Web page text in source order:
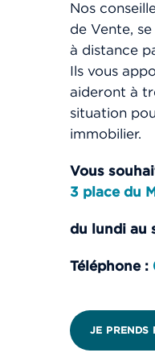
-
-
Nos
de Vente,
à distance
Ils vous
aideront à
situation
immobilier.
Vous
3 place du
du lundi au
Téléphone :
JE PRENDS